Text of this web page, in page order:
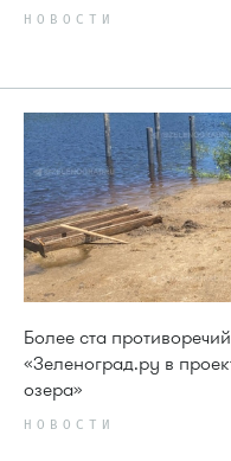
НОВОСТИ
Более ста
«Зеленоград.ру в
озера»
НОВОСТИ